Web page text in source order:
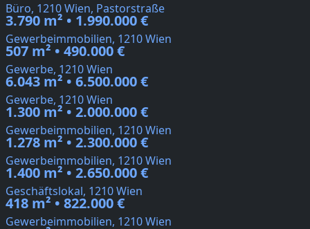
Büro, 1210 Wien, Pastorstraße
3.790 m² • 1.990.000 €
Gewerbeimmobilien, 1210 Wien
507 m² • 490.000 €
Gewerbe, 1210 Wien
6.043 m² • 6.500.000 €
Gewerbe, 1210 Wien
1.300 m² • 2.000.000 €
Gewerbeimmobilien, 1210 Wien
1.278 m² • 2.300.000 €
Gewerbeimmobilien, 1210 Wien
1.400 m² • 2.650.000 €
Geschäftslokal, 1210 Wien
418 m² • 822.000 €
Gewerbeimmobilien, 1210 Wien